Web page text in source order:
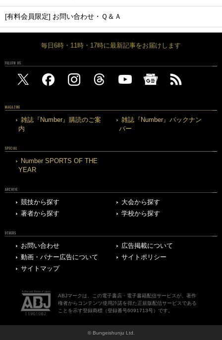
[有料会員限定] お問い合わせ・Ｑ＆Ａ
毎日6時・11時・17時に最新記事をお届けします
FOLLOW US
MAGAZINE
雑誌『Number』購読のご案
内
雑誌『Number』バックナン
バー
SPECIAL
Number SPORTS OF THE
YEAR
ARCHIVE
競技から探す
大会から探す
著者から探す
学校から探す
OTHERS
お問い合わせ
広告掲載について
動画・バナー広告について
サイトポリシー
サイトマップ
ABJマークは、この電子書店・電子書籍配信サービスが、著作
権者からコンテンツ使用許諾を得た正規版配信サービスである
ことを示す登録商標（登録番号6091713号）です。
© Bungeishunju Ltd.